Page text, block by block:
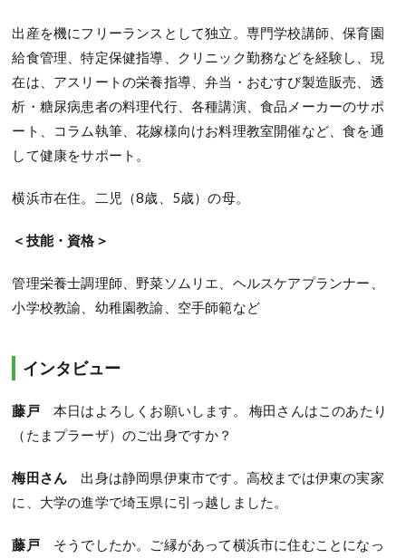
出産を機にフリーランスとして独立。専門学校講師、保育園
給食管理、特定保健指導、クリニック勤務などを経験し、現
在は、アスリートの栄養指導、弁当・おむすび製造販売、透
析・糖尿病患者の料理代行、各種講演、食品メーカーのサポ
ート、コラム執筆、花嫁様向けお料理教室開催など、食を通
して健康をサポート。
横浜市在住。二児（8歳、5歳）の母。
＜技能・資格＞
管理栄養士調理師、野菜ソムリエ、ヘルスケアプランナー、
小学校教諭、幼稚園教諭、空手師範など
インタビュー
藤戸本日はよろしくお願いします。 梅田さんはこのあたり
（たまプラーザ）のご出身ですか？
梅田さん 出身は静岡県伊東市です。高校までは伊東の実家
に、大学の進学で埼玉県に引っ越しました。
藤戸そうでしたか。ご縁があって横浜市に住むことになっ